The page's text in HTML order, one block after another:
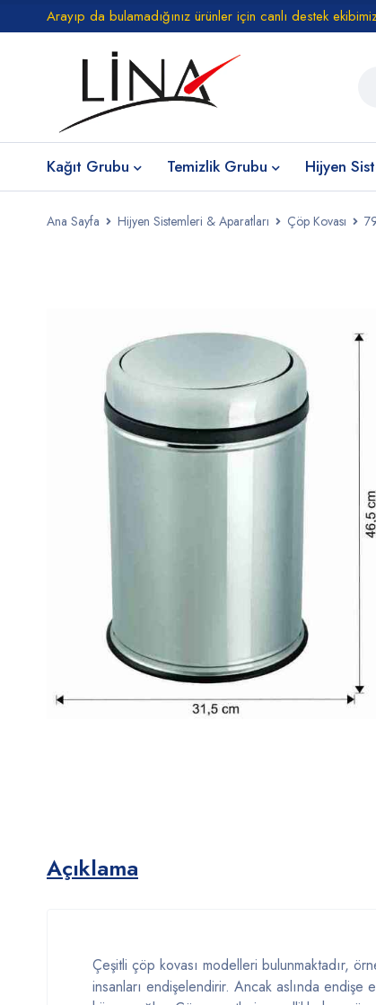
Arayıp da bulamadığınız ürünler için canlı destek
Kağıt Grubu Temizlik Grubu Hijyen
Ana Sayfa Hijyen Sistemleri & Aparatları Çöp Kovası
Açıklama
Çeşitli çöp kovası modelleri bulunmaktadır,
insanları endişelendirir. Ancak aslında endişe